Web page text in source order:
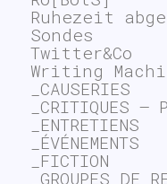
Ruhezeit
Sondes
Twitter&Co
Writing
_CAUSERIES
_CRITIQUES –
_ENTRETIENS
_ÉVÉNEMENTS
_FICTION
_GROUPES DE